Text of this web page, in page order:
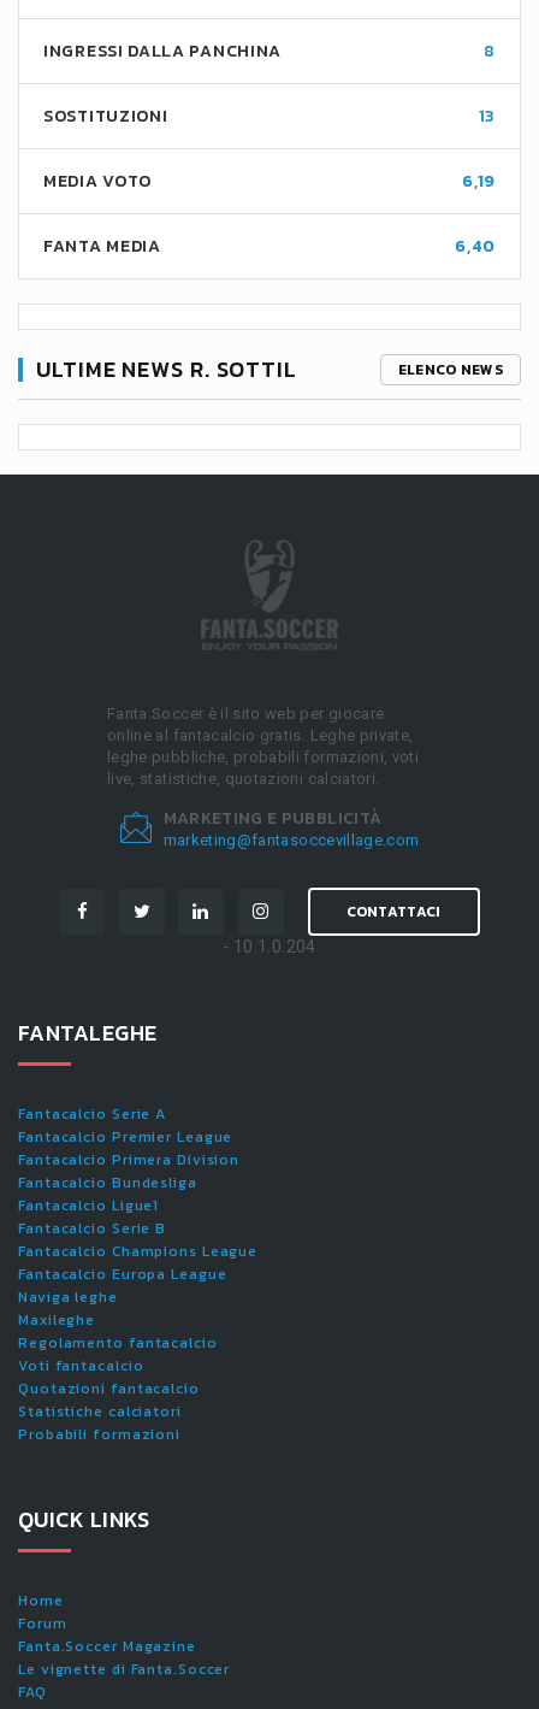
INGRESSI DALLA PANCHINA 8
SOSTITUZIONI 13
MEDIA VOTO 6,19
FANTA MEDIA 6,40
ULTIME NEWS R. SOTTIL ELENCO NEWS
Fanta.Soccer è il sito web per giocare
online al fantacalcio gratis. Leghe private,
leghe pubbliche, probabili formazioni, voti
live, statistiche, quotazioni calciatori.
MARKETING E PUBBLICITÀ
marketing@fantasoccevillage.com
CONTATTACI
- 10.1.0.204
FANTALEGHE
Fantacalcio Serie A
Fantacalcio Premier League
Fantacalcio Primera Division
Fantacalcio Bundesliga
Fantacalcio Ligue1
Fantacalcio Serie B
Fantacalcio Champions League
Fantacalcio Europa League
Naviga leghe
Maxileghe
Regolamento fantacalcio
Voti fantacalcio
Quotazioni fantacalcio
Statistiche calciatori
Probabili formazioni
QUICK LINKS
Home
Forum
Fanta.Soccer Magazine
Le vignette di Fanta.Soccer
FAQ